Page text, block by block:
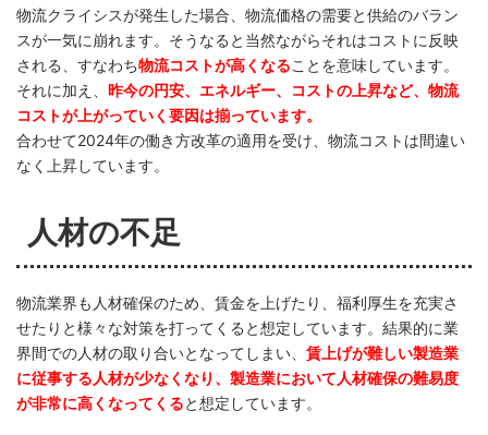
物流クライシスが発生した場合、物流価格の需要と供給のバラン
スが一気に崩れます。そうなると当然ながらそれはコストに反映
される、すなわち物流コストが高くなることを意味しています。
それに加え、 昨今の円安、エネルギー、コストの上昇など、物流
コストが上がっていく要因は揃っています。
合わせて2024年の働き方改革の適用を受け、物流コストは間違い
なく上昇しています。
人材の不足
物流業界も人材確保のため、賃金を上げたり、福利厚生を充実さ
せたりと様々な対策を打ってくると想定しています。結果的に業
界間での人材の取り合いとなってしまい、 賃上げが難しい製造業
に従事する人材が少なくなり、製造業において人材確保の難易度
が非常に高くなってくると想定しています。